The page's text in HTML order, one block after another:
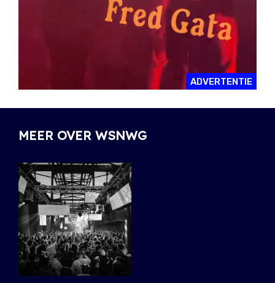
ADVERTENTIE
MEER OVER WSNWG